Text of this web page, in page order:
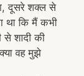
दूसरे शक्ल से
था कि मैं कभी
शादी की
वह मुझे